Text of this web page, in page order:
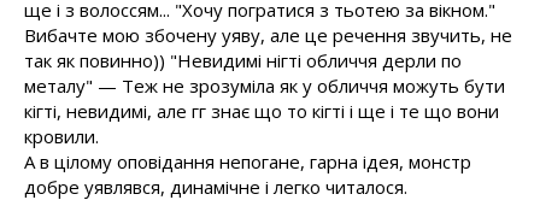
ще і з волоссям... "Хочу погратися з тьотею за вікном."
Вибачте мою збочену уяву, але це речення звучить, не
так як повинно)) "Невидимі нігті обличчя дерли по
металу" — Теж не зрозуміла як у обличчя можуть бути
кігті, невидимі, але гг знає що то кігті і ще і те що вони
кровили.
А в цілому оповідання непогане, гарна ідея, монстр
добре уявлявся, динамічне і легко читалося.